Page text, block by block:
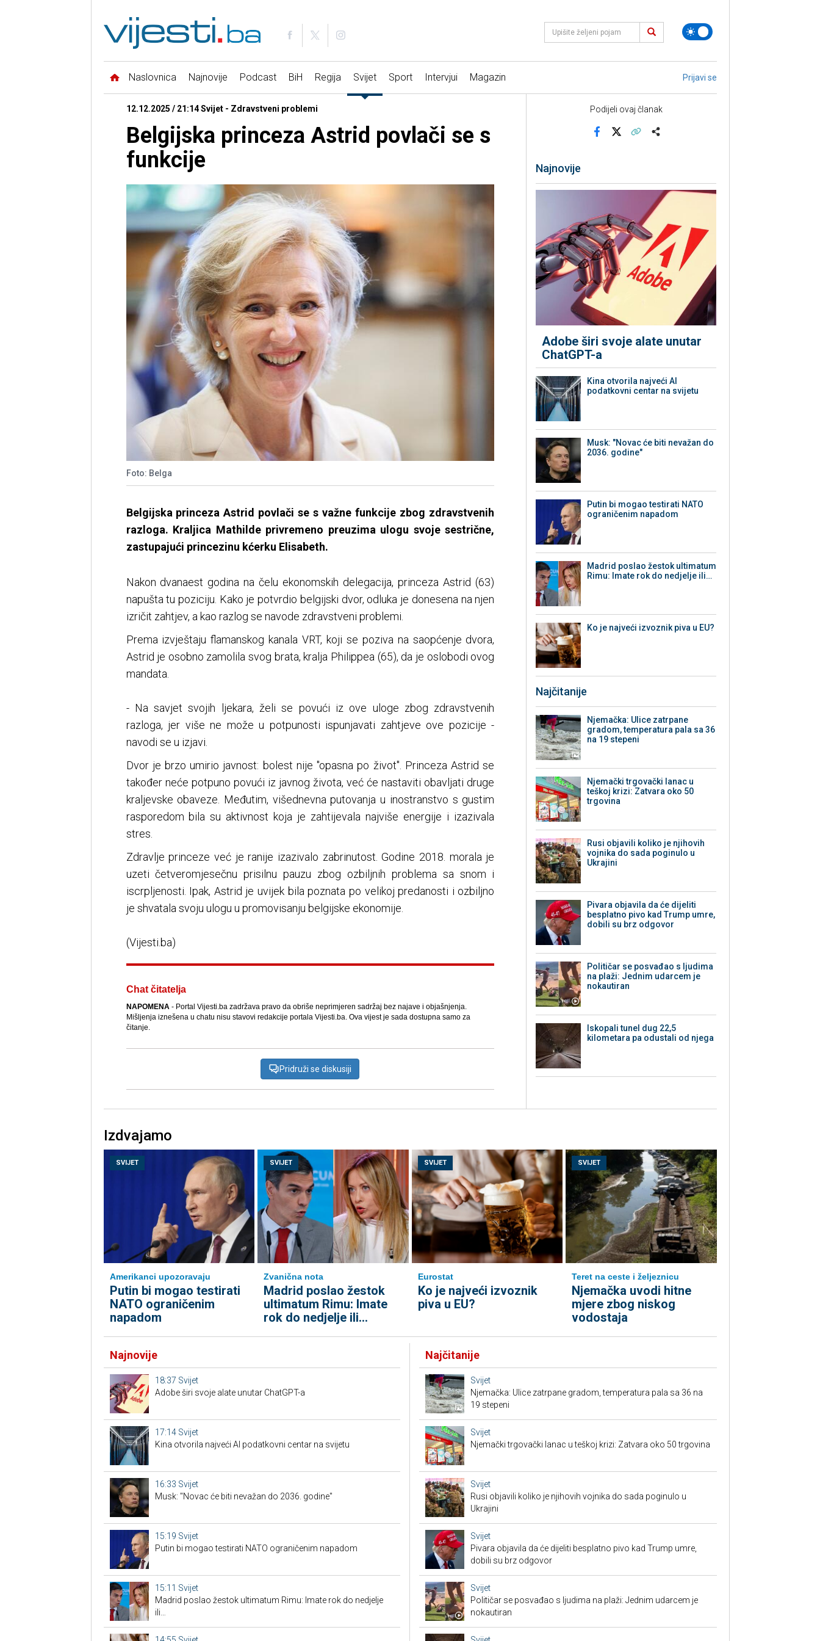
Naslovnica Najnovije Podcast BiH Regija Svijet Sport Intervjui Magazin Prijavi se
12.12.2025 / 21:14 Svijet - Zdravstveni problemi
Belgijska princeza Astrid povlači se s
funkcije
Foto: Belga
Belgijska princeza Astrid povlači se s važne funkcije zbog zdravstvenih
razloga. Kraljica Mathilde privremeno preuzima ulogu svoje sestrične,
zastupajući princezinu kćerku Elisabeth.
Nakon dvanaest godina na čelu ekonomskih delegacija, princeza Astrid (63)
napušta tu poziciju. Kako je potvrdio belgijski dvor, odluka je donesena na njen
izričit zahtjev, a kao razlog se navode zdravstveni problemi.
Prema izvještaju flamanskog kanala VRT, koji se poziva na saopćenje dvora,
Astrid je osobno zamolila svog brata, kralja Philippea (65), da je oslobodi ovog
mandata.
- Na savjet svojih ljekara, želi se povući iz ove uloge zbog zdravstvenih
razloga, jer više ne može u potpunosti ispunjavati zahtjeve ove pozicije -
navodi se u izjavi.
Dvor je brzo umirio javnost: bolest nije "opasna po život". Princeza Astrid se
također neće potpuno povući iz javnog života, već će nastaviti obavljati druge
kraljevske obaveze. Međutim, višednevna putovanja u inostranstvo s gustim
rasporedom bila su aktivnost koja je zahtijevala najviše energije i izazivala
stres.
Zdravlje princeze već je ranije izazivalo zabrinutost. Godine 2018. morala je
uzeti četveromjesečnu prisilnu pauzu zbog ozbiljnih problema sa snom i
iscrpljenosti. Ipak, Astrid je uvijek bila poznata po velikoj predanosti i ozbiljno
je shvatala svoju ulogu u promovisanju belgijske ekonomije.
(Vijesti.ba)
Chat čitatelja
NAPOMENA- Portal Vijesti.ba zadržava pravo da obriše neprimjeren sadržaj bez najave i objašnjenja.
Mišljenja iznešena u chatu nisu stavovi redakcije portala Vijesti.ba. Ova vijest je sada dostupna samo za
čitanje.
Pridruži se diskusiji
Podijeli ovaj članak
Najnovije
Adobe širi svoje alate unutar
ChatGPT-a
Kina otvorila najveći AI
podatkovni centar na svijetu
Musk: "Novac će biti nevažan do
2036. godine"
Putin bi mogao testirati NATO
ograničenim napadom
Madrid poslao žestok ultimatum
Rimu: Imate rok do nedjelje ili…
Ko je najveći izvoznik piva u EU?
Najčitanije
Njemačka: Ulice zatrpane
gradom, temperatura pala sa 36
na 19 stepeni
Njemački trgovački lanac u
teškoj krizi: Zatvara oko 50
trgovina
Rusi objavili koliko je njihovih
vojnika do sada poginulo u
Ukrajini
Pivara objavila da će dijeliti
besplatno pivo kad Trump umre,
dobili su brz odgovor
Političar se posvađao s ljudima
na plaži: Jednim udarcem je
nokautiran
Iskopali tunel dug 22,5
kilometara pa odustali od njega
Izdvajamo
SVIJET
Amerikanci upozoravaju
Putin bi mogao testirati
NATO ograničenim
napadom
SVIJET
Zvanična nota
Madrid poslao žestok
ultimatum Rimu: Imate
rok do nedjelje ili…
SVIJET
Eurostat
Ko je najveći izvoznik
piva u EU?
SVIJET
Teret na ceste i željeznicu
Njemačka uvodi hitne
mjere zbog niskog
vodostaja
Najnovije
18:37 Svijet
Adobe širi svoje alate unutar ChatGPT-a
17:14 Svijet
Kina otvorila najveći AI podatkovni centar na svijetu
16:33 Svijet
Musk: "Novac će biti nevažan do 2036. godine"
15:19 Svijet
Putin bi mogao testirati NATO ograničenim napadom
15:11 Svijet
Madrid poslao žestok ultimatum Rimu: Imate rok do nedjelje
ili…
Najčitanije
Svijet
Njemačka: Ulice zatrpane gradom, temperatura pala sa 36 na
19 stepeni
Svijet
Njemački trgovački lanac u teškoj krizi: Zatvara oko 50 trgovina
Svijet
Rusi objavili koliko je njihovih vojnika do sada poginulo u
Ukrajini
Svijet
Pivara objavila da će dijeliti besplatno pivo kad Trump umre,
dobili su brz odgovor
Svijet
Političar se posvađao s ljudima na plaži: Jednim udarcem je
nokautiran